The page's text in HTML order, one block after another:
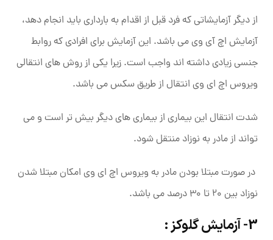
از دیگر آزمایشاتی که فرد قبل از اقدام به بارداری باید انجام دهد،
آزمایش اچ آی وی می باشد. این آزمایش برای افرادی که روابط
جنسی زیادی داشته اند واجب است. زیرا یکی از روش های انتقالی
ویروس اچ ای وی انتقال از طریق سکس می باشد.
شدت انتقال این بیماری از بیماری های دیگر بیش تر است و می‌
تواند از مادر به نوزاد منتقل شود.
در صورت مبتلا بودن مادر به ویروس اچ ای وی امکان مبتلا شدن
نوزاد بین 20 تا 30 درصد می باشد.
3- آزمایش گلوکز :